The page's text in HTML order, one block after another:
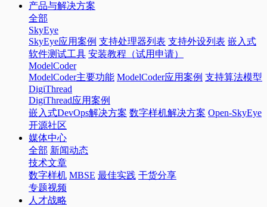
产品与解决方案
全部
SkyEye
SkyEye应用案例 支持处理器列表 支持外设列表 嵌入式
软件测试工具 安装教程（试用申请）
ModelCoder
ModelCoder主要功能 ModelCoder应用案例 支持算法模型
DigiThread
DigiThread应用案例
嵌入式DevOps解决方案 数字样机解决方案 Open-SkyEye
开源社区
媒体中心
全部 新闻动态
技术文章
数字样机 MBSE 最佳实践 干货分享
专题视频
人才战略